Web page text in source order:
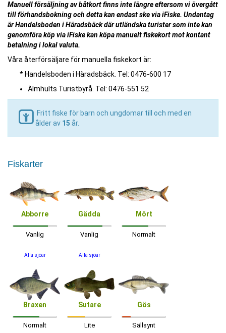
Manuell försäljning av båtkort finns inte längre eftersom vi övergått
till förhandsbokning och detta kan endast ske via iFiske. Undantag
är Handelsboden i Häradsbäck där utländska turister som inte kan
genomföra köp via iFiske kan köpa manuelt fiskekort mot kontant
betalning i lokal valuta.
Våra återförsäljare för manuella fiskekort är:
* Handelsboden i Häradsbäck. Tel: 0476-600 17
Älmhults Turistbyrå. Tel: 0476-551 52
Fritt fiske för barn och ungdomar till och med en
ålder av 15 år.
Fiskarter
Abborre
Vanlig
Alla sjöar
Gädda
Vanlig
Alla sjöar
Mört
Normalt
Braxen
Normalt
Sutare
Lite
Gös
Sällsynt